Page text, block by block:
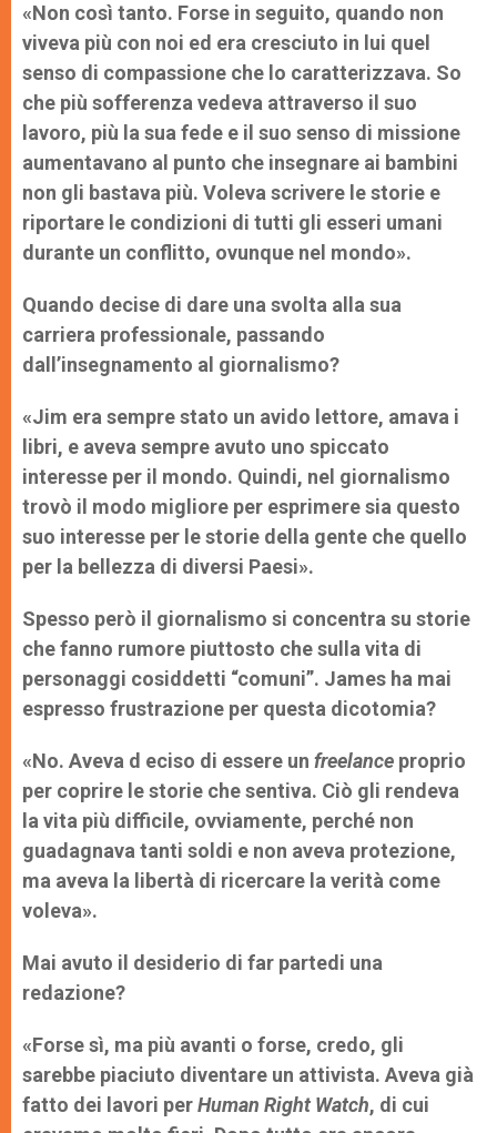
«Non così tanto. Forse in seguito, quando non
viveva più con noi ed era cresciuto in lui quel
senso di compassione che lo caratterizzava. So
che più sofferenza vedeva attraverso il suo
lavoro, più la sua fede e il suo senso di missione
aumentavano al punto che insegnare ai bambini
non gli bastava più. Voleva scrivere le storie e
riportare le condizioni di tutti gli esseri umani
durante un conflitto, ovunque nel mondo».
Quando decise di dare una svolta alla sua
carriera professionale, passando
dall’insegnamento al giornalismo?
«Jim era sempre stato un avido lettore, amava i
libri, e aveva sempre avuto uno spiccato
interesse per il mondo. Quindi, nel giornalismo
trovò il modo migliore per esprimere sia questo
suo interesse per le storie della gente che quello
per la bellezza di diversi Paesi».
Spesso però il giornalismo si concentra su storie
che fanno rumore piuttosto che sulla vita di
personaggi cosiddetti “comuni”. James ha mai
espresso frustrazione per questa dicotomia?
«No. Aveva d eciso di essere un freelance proprio
per coprire le storie che sentiva. Ciò gli rendeva
la vita più difficile, ovviamente, perché non
guadagnava tanti soldi e non aveva protezione,
ma aveva la libertà di ricercare la verità come
voleva».
Mai avuto il desiderio di far partedi una
redazione?
«Forse sì, ma più avanti o forse, credo, gli
sarebbe piaciuto diventare un attivista. Aveva già
fatto dei lavori perHuman Right Watch, di cui